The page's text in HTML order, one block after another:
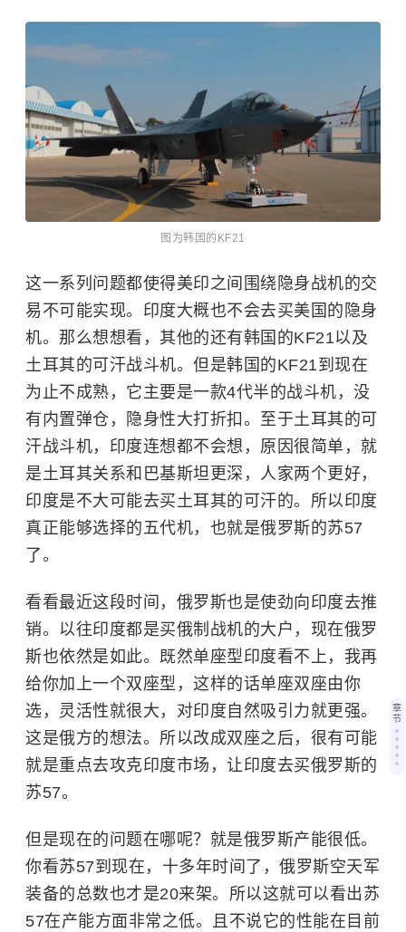
图为韩国的KF21
这一系列问题都使得美印之间围绕隐身战机的交
易不可能实现。印度大概也不会去买美国的隐身
机。那么想想看，其他的还有韩国的KF21以及
土耳其的可汗战斗机。但是韩国的KF21到现在
为止不成熟，它主要是一款4代半的战斗机，没
有内置弹仓，隐身性大打折扣。至于土耳其的可
汗战斗机，印度连想都不会想，原因很简单，就
是土耳其关系和巴基斯坦更深，人家两个更好，
印度是不大可能去买土耳其的可汗的。所以印度
真正能够选择的五代机，也就是俄罗斯的苏57
了。
看看最近这段时间，俄罗斯也是使劲向印度去推
销。以往印度都是买俄制战机的大户，现在俄罗
斯也依然是如此。既然单座型印度看不上，我再
给你加上一个双座型，这样的话单座双座由你
选，灵活性就很大，对印度自然吸引力就更强。
这是俄方的想法。所以改成双座之后，很有可能
就是重点去攻克印度市场，让印度去买俄罗斯的
苏57。
但是现在的问题在哪呢？就是俄罗斯产能很低。
你看苏57到现在，十多年时间了，俄罗斯空天军
装备的总数也才是20来架。所以这就可以看出苏
57在产能方面非常之低。且不说它的性能在目前
章
节